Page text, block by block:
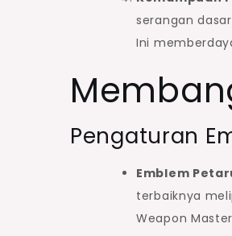
serangan
Ini
Pengaturan
Emblem
terbaiknya
Weapon